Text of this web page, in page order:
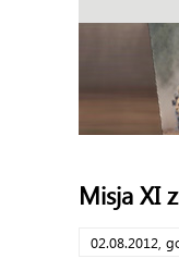
Misja XI
02.08.2012,